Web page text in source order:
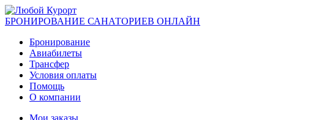
БРОНИРОВАНИЕ САНАТОРИЕВ ОНЛАЙН
Бронирование
Авиабилеты
Трансфер
Условия оплаты
Помощь
О компании
Мои заказы